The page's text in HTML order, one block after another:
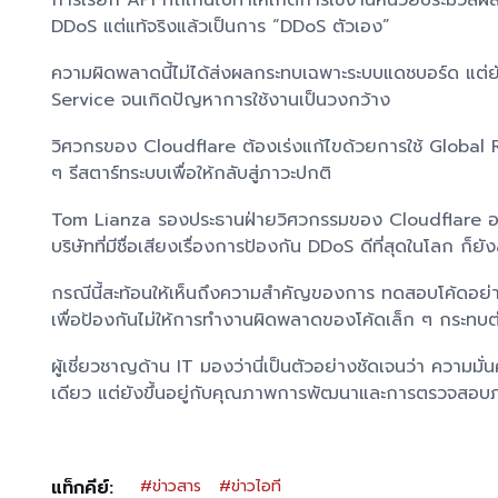
DDoS แต่แท้จริงแล้วเป็นการ “DDoS ตัวเอง”
ความผิดพลาดนี้ไม่ได้ส่งผลกระทบเฉพาะระบบแดชบอร์ด
Service จนเกิดปัญหาการใช้งานเป็นวงกว้าง
วิศวกรของ Cloudflare ต้องเร่งแก้ไขด้วยการใช้ Global
ๆ รีสตาร์ทระบบเพื่อให้กลับสู่ภาวะปกติ
Tom Lianza รองประธานฝ่ายวิศวกรรมของ Cloudflare
บริษัทที่มีชื่อเสียงเรื่องการป้องกัน DDoS ดีที่สุดในโลก ก็ยั
กรณีนี้สะท้อนให้เห็นถึงความสำคัญของการ ทดสอบโค้ดอ
เพื่อป้องกันไม่ให้การทำงานผิดพลาดของโค้ดเล็ก ๆ กระทบ
ผู้เชี่ยวชาญด้าน IT มองว่านี่เป็นตัวอย่างชัดเจนว่า ความ
เดียว แต่ยังขึ้นอยู่กับคุณภาพการพัฒนาและการตรวจสอบ
แท็กคีย์: #ข่าวสาร #ข่าวไอที